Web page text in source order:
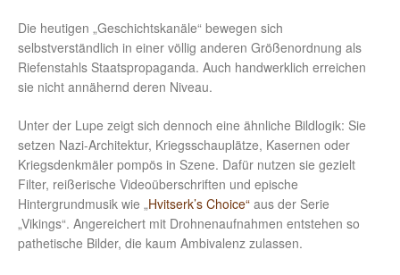
Die heutigen „Geschichtskanäle“ bewegen sich
selbstverständlich in einer völlig anderen Größenordnung als
Riefenstahls Staatspropaganda. Auch handwerklich erreichen
sie nicht annähernd deren Niveau.
Unter der Lupe zeigt sich dennoch eine ähnliche Bildlogik: Sie
setzen Nazi-Architektur, Kriegsschauplätze, Kasernen oder
Kriegsdenkmäler pompös in Szene. Dafür nutzen sie gezielt
Filter, reißerische Videoüberschriften und epische
Hintergrundmusik wie „Hvitserk’s Choice“ aus der Serie
„Vikings“. Angereichert mit Drohnenaufnahmen entstehen so
pathetische Bilder, die kaum Ambivalenz zulassen.